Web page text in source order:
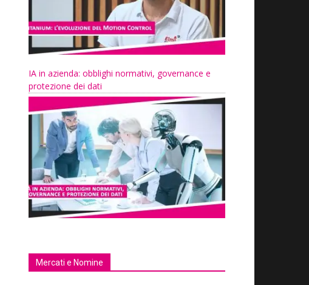
IA in azienda: obblighi normativi, governance e
protezione dei dati
Mercati e Nomine